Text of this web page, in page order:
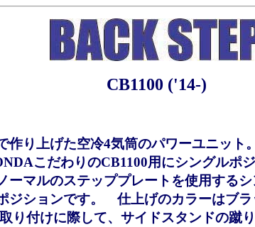
CB1100 ('14-)
作り上げた空冷4気筒のパワーユニッ
こだわりのCB1100用にシングルポ
マルのステッププレートを使用する
ジションです。 仕上げのカラーはブ
り付けに際して、サイドスタンドの蹴